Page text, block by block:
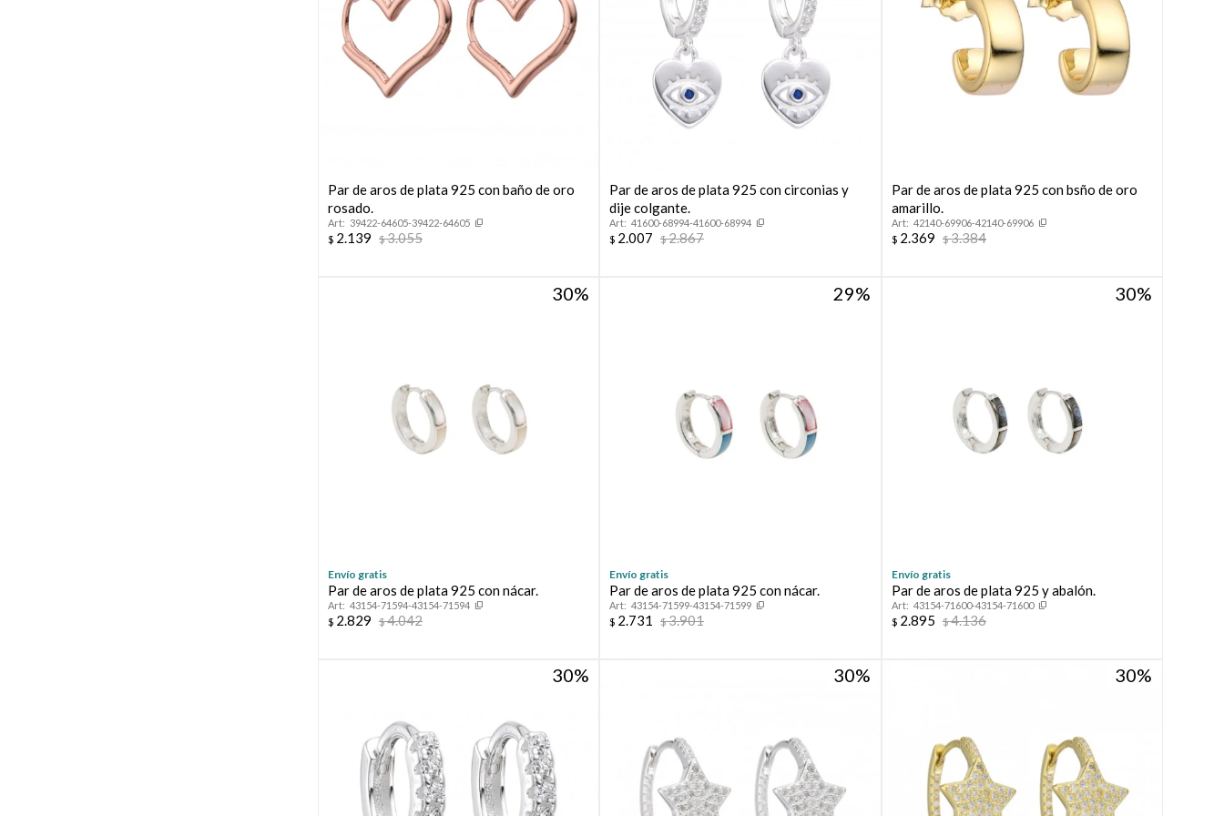
Par de aros de plata 925 con baño de oro
rosado.
39422-64605-39422-64605
$ 2.139 $3.055
Par de aros de plata 925 con circonias y
dije colgante.
41600-68994-41600-68994
$ 2.007 $2.867
Par de aros de plata 925 con bsño de oro
amarillo.
42140-69906-42140-69906
$ 2.369 $3.384
30
Envío gratis
Par de aros de plata 925 con nácar.
43154-71594-43154-71594
$ 2.829 $4.042
29
Envío gratis
Par de aros de plata 925 con nácar.
43154-71599-43154-71599
$ 2.731 $3.901
30
Envío gratis
Par de aros de plata 925 y abalón.
43154-71600-43154-71600
$ 2.895 $4.136
30 30 30